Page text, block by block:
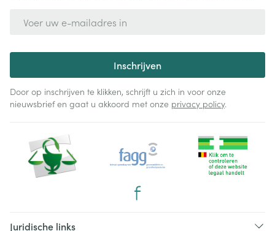
Inschrijven
Door op inschrijven te klikken, schrijft u zich in voor onze
nieuwsbrief en gaat u akkoord met onze privacy policy.
Juridische links